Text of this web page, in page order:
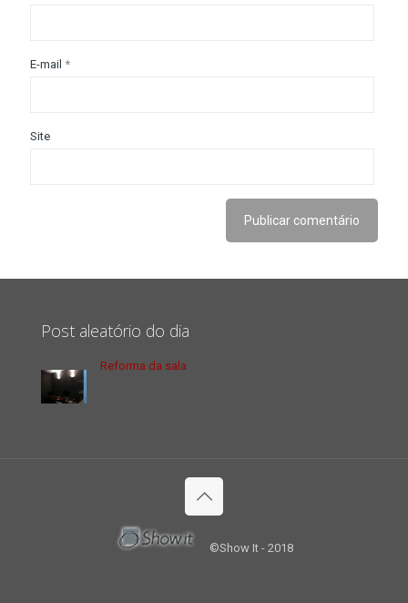
E-mail *
Site
Post aleatório do dia
Reforma da sala
©Show It - 2018